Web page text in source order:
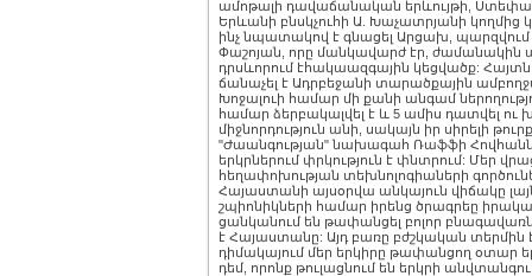
ամոթալի դավաճանական երևույթի,
Երևանի բնսկչուհի Ա. Խաչատրյանի
ինչ նպատակով է գնացել Արցախ, պարզվում
Փաշոյան, որը մանկավարժ էր, ժամանակին
դրսևորում էհակաազգային կեցվածք:
ճանաչել է Ադրբեջանի տարածքային
Խոջալուի համար մի քանի անգամ
համար ձերբակալվել է և 5 ամիս դատվել
միջնորդություն անի, սակայն իր սիրելի
"Ժաանգության" նախագահ Ռաֆֆի
երկրներում փրկություն է փնտրում: Մեր
հեղափոխության տեխնոլոգիաների
Հայաստանի այսօրվա անկայուն վիճակը
շպիոնիկների համար իրենց ծրագրեը
ցանկանում են թափանցել բոլոր
է Հայաստանը: Այդ բառը բժշկական տերմին
դիմակայում մեր երկիրը թափանցող օտար
դեմ, որոնք թուլացնում են երկրի